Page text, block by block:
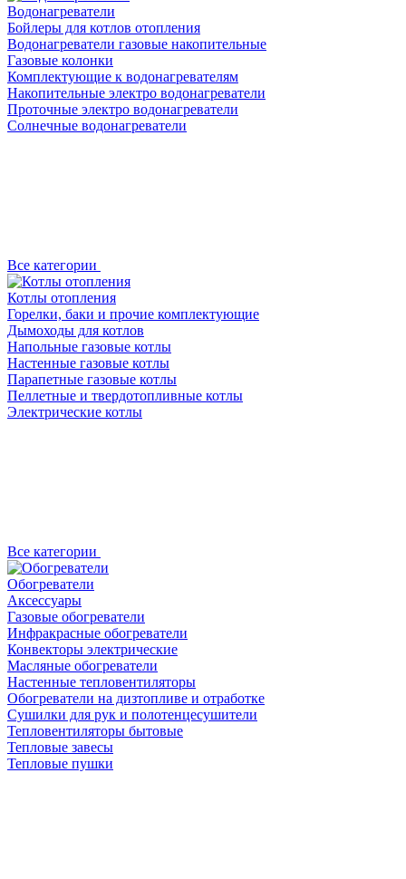
Водонагреватели
Бойлеры для котлов отопления
Водонагреватели газовые накопительные
Газовые колонки
Комплектующие к водонагревателям
Накопительные электро водонагреватели
Проточные электро водонагреватели
Солнечные водонагреватели
Все категории
Котлы отопления
Горелки, баки и прочие комплектующие
Дымоходы для котлов
Напольные газовые котлы
Настенные газовые котлы
Парапетные газовые котлы
Пеллетные и твердотопливные котлы
Электрические котлы
Все категории
Обогреватели
Аксессуары
Газовые обогреватели
Инфракрасные обогреватели
Конвекторы электрические
Масляные обогреватели
Настенные тепловентиляторы
Обогреватели на дизтопливе и отработке
Сушилки для рук и полотенцесушители
Тепловентиляторы бытовые
Тепловые завесы
Тепловые пушки